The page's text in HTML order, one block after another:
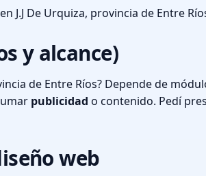
en J.J De Urquiza, provincia de Entre
y alcance)
de Entre Ríos? Depende de
publicidad o contenido. Pedí
web